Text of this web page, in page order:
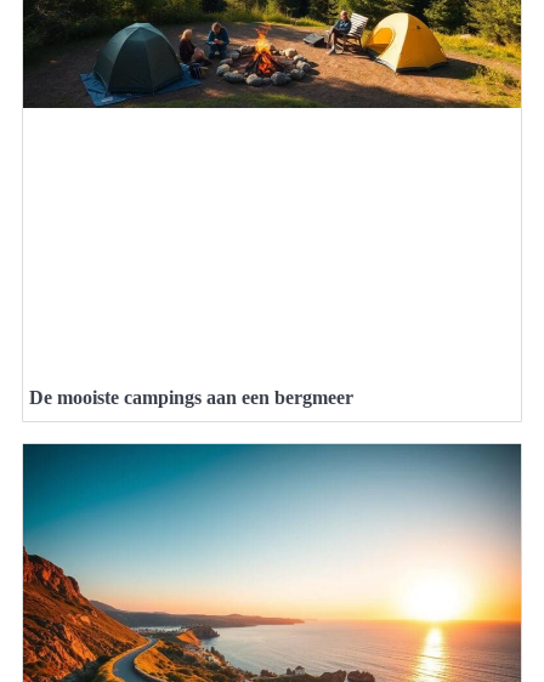
De mooiste campings aan een bergmeer